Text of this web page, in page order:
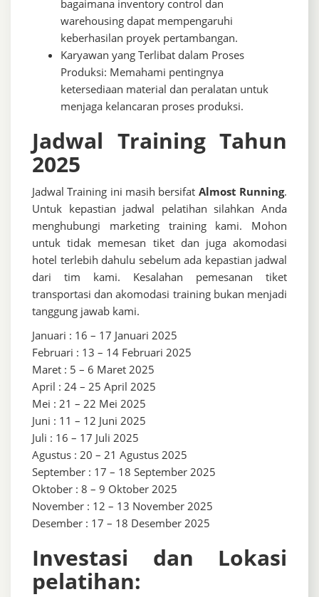
bagaimana inventory control dan
warehousing dapat mempengaruhi
keberhasilan proyek pertambangan.
Karyawan yang Terlibat dalam Proses
Produksi: Memahami pentingnya
ketersediaan material dan peralatan untuk
menjaga kelancaran proses produksi.
Jadwal Training Tahun
2025
Jadwal Training ini masih bersifat Almost Running.
Untuk kepastian jadwal pelatihan silahkan Anda
menghubungi marketing training kami. Mohon
untuk tidak memesan tiket dan juga akomodasi
hotel terlebih dahulu sebelum ada kepastian jadwal
dari tim kami. Kesalahan pemesanan tiket
transportasi dan akomodasi training bukan menjadi
tanggung jawab kami.
Januari : 16 – 17 Januari 2025
Februari : 13 – 14 Februari 2025
Maret : 5 – 6 Maret 2025
April : 24 – 25 April 2025
Mei : 21 – 22 Mei 2025
Juni : 11 – 12 Juni 2025
Juli : 16 – 17 Juli 2025
Agustus : 20 – 21 Agustus 2025
September : 17 – 18 September 2025
Oktober : 8 – 9 Oktober 2025
November : 12 – 13 November 2025
Desember : 17 – 18 Desember 2025
Investasi dan Lokasi
pelatihan: